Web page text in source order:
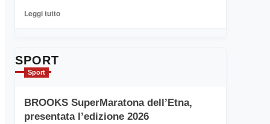
dell’Etna
Leggi tuttoLeggi
con
la
SPORT
Sport
BROOKS SuperMaratona dell’Etna,
presentata l’edizione 2026